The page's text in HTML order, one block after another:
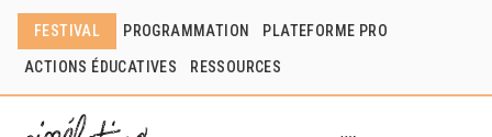
FESTIVAL PROGRAMMATION PLATEFORME PRO
ACTIONS ÉDUCATIVES RESSOURCES